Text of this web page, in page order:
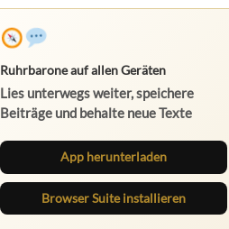
Ruhrbarone auf allen Geräten
Lies unterwegs weiter, speichere
Beiträge und behalte neue Texte
App herunterladen
Browser Suite installieren